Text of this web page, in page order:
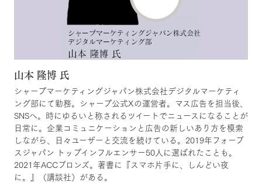
山本 隆博 氏
シャープマーケティングジャパン株式会社デジタルマーケティ
ング部にて勤務。シャープ公式Xの運営者。マス広告を担当後、
SNSへ。時にゆるいと称されるツイートでニュースになることが
日常に。企業コミュニケーションと広告の新しいあり方を模索
しながら、日々ユーザーと交流を続けている。2019年フォーブ
スジャパン トップインフルエンサー50人に選ばれたことも。
2021年ACCブロンズ。著書に『スマホ片手に、しんどい夜
に。』（講談社）がある。